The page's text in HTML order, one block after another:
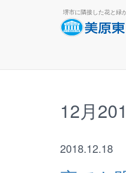
堺市に隣接した花と緑
12月
2018.12.18